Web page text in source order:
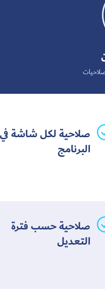
صلاحية لكل شاشة في
البرنامج
صلاحية حسب فترة
التعديل